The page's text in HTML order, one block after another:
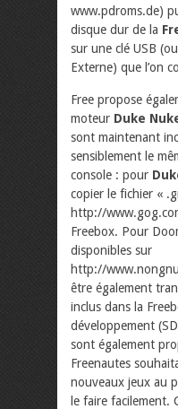
www.pdroms.de)
disque dur de la
sur une clé USB
Externe) que l’on
Free propose
moteur Duke
sont maintenant
sensiblement le
console : pour
copier le fichier «
http://
Freebox. Pour
disponibles sur
http://
être également
inclus dans la
développement
sont également
Freenautes
nouveaux jeux au
le faire facilement.